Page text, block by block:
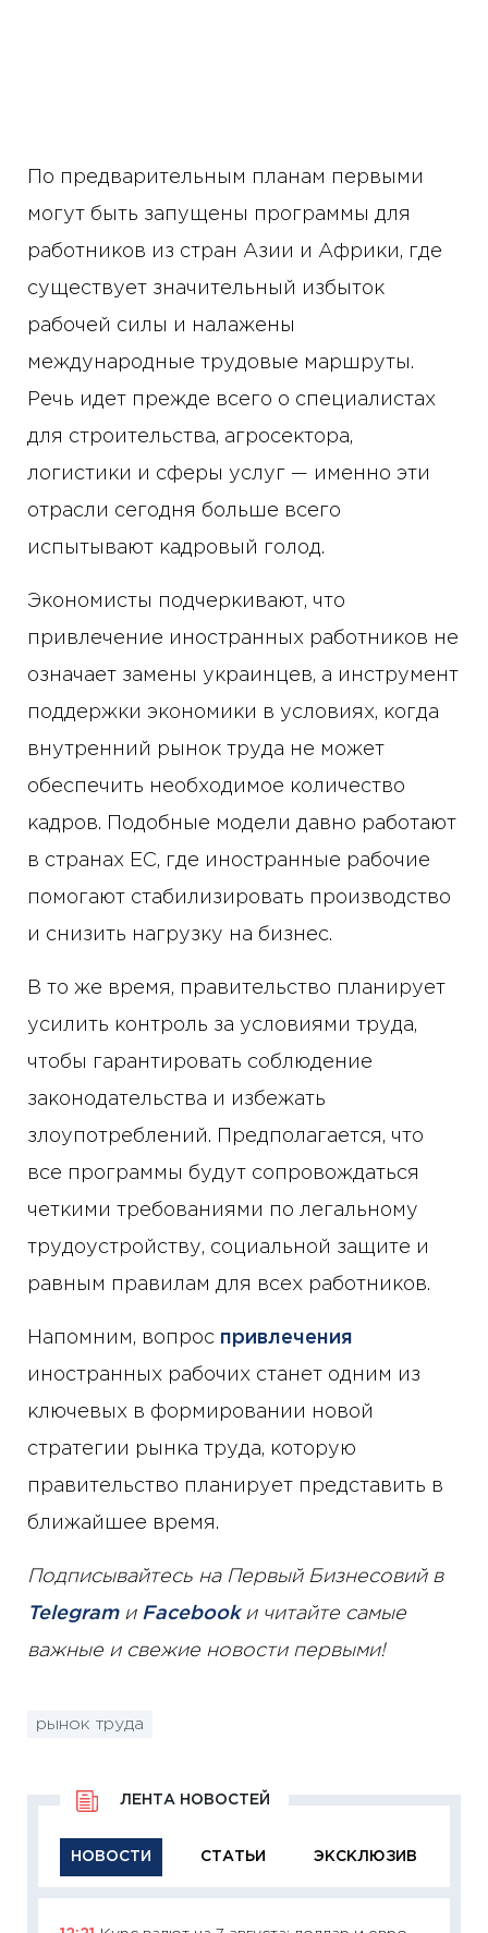
По предварительным планам первыми
могут быть запущены программы для
работников из стран Азии и Африки, где
существует значительный избыток
рабочей силы и налажены
международные трудовые маршруты.
Речь идет прежде всего о специалистах
для строительства, агросектора,
логистики и сферы услуг — именно эти
отрасли сегодня больше всего
испытывают кадровый голод.
Экономисты подчеркивают, что
привлечение иностранных работников не
означает замены украинцев, а инструмент
поддержки экономики в условиях, когда
внутренний рынок труда не может
обеспечить необходимое количество
кадров. Подобные модели давно работают
в странах ЕС, где иностранные рабочие
помогают стабилизировать производство
и снизить нагрузку на бизнес.
В то же время, правительство планирует
усилить контроль за условиями труда,
чтобы гарантировать соблюдение
законодательства и избежать
злоупотреблений. Предполагается, что
все программы будут сопровождаться
четкими требованиями по легальному
трудоустройству, социальной защите и
равным правилам для всех работников.
Напомним, вопрос привлечения
иностранных рабочих станет одним из
ключевых в формировании новой
стратегии рынка труда, которую
правительство планирует представить в
ближайшее время.
Подписывайтесь на Первый Бизнесовий в
Telegramи Facebookи читайте самые
важные и свежие новости первыми!
рынок труда
НОВОСТИ СТАТЬИ ЭКСКЛЮЗИВ
ЛЕНТА НОВОСТЕЙ